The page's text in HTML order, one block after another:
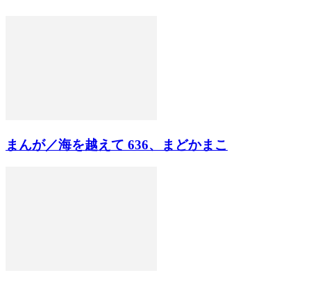
まんが／海を越えて 636、まどかまこ